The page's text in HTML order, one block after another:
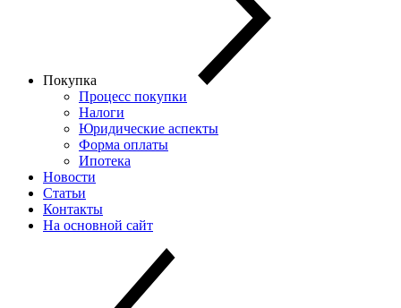
Покупка
Процесс покупки
Налоги
Юридические аспекты
Форма оплаты
Ипотека
Новости
Статьи
Контакты
На основной сайт